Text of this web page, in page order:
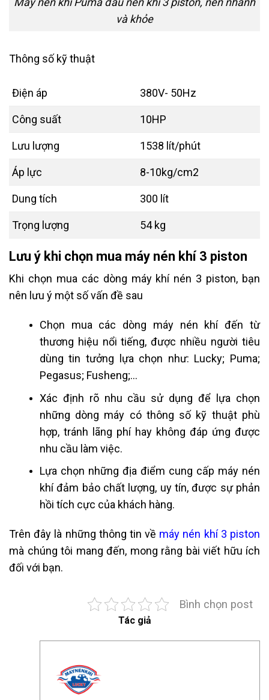
và khỏe
Thông số kỹ thuật
Điện áp 380V- 50Hz
Công suất 10HP
Lưu lượng 1538 lít/phút
Áp lực 8-10kg/cm2
Dung tích 300 lít
Trọng lượng 54 kg
Lưu ý khi chọn mua máy nén khí 3 piston
Khi chọn mua các dòng máy khí nén 3 piston, bạn
nên lưu ý một số vấn đề sau
Chọn mua các dòng máy nén khí đến từ
thương hiệu nổi tiếng, được nhiều người tiêu
dùng tin tưởng lựa chọn như: Lucky; Puma;
Pegasus; Fusheng;…
Xác định rõ nhu cầu sử dụng để lựa chọn
những dòng máy có thông số kỹ thuật phù
hợp, tránh lãng phí hay không đáp ứng được
nhu cầu làm việc.
Lựa chọn những địa điểm cung cấp máy nén
khí đảm bảo chất lượng, uy tín, được sự phản
hồi tích cực của khách hàng.
Trên đây là những thông tin về máy nén khí 3 piston
mà chúng tôi mang đến, mong rằng bài viết hữu ích
đối với bạn.
Bình chọn post
Tác giả